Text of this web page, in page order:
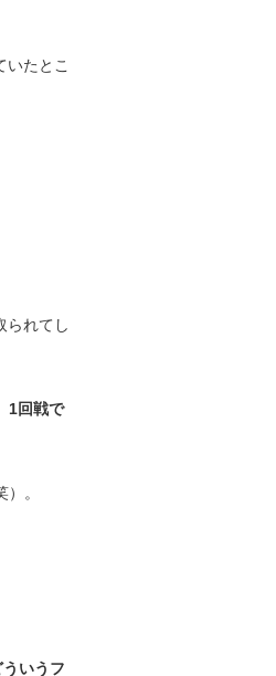
たとこ
られてし
1回戦で
。
いうフ